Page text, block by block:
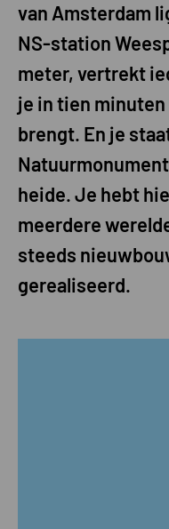
van Amsterdam
NS-station
meter, vertrekt
je in tien
brengt. En je
heide. Je hebt
meerdere
steeds
gerealiseerd.